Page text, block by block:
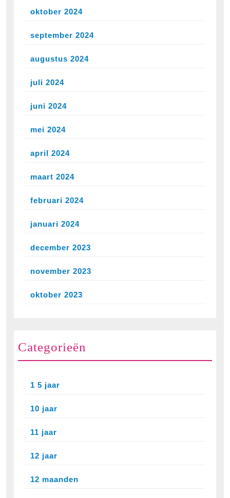
oktober 2024
september 2024
augustus 2024
juli 2024
juni 2024
mei 2024
april 2024
maart 2024
februari 2024
januari 2024
december 2023
november 2023
oktober 2023
Categorieën
1 5 jaar
10 jaar
11 jaar
12 jaar
12 maanden